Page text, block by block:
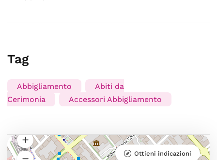
Tag
Abbigliamento
Abiti da
Cerimonia
Accessori Abbigliamento
Ottieni indicazioni